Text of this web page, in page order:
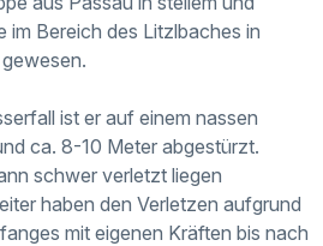
im Bereich des Litzlbaches in
ist er auf einem nassen
ca. 8-10 Meter abgestürzt.
schwer verletzt liegen
haben den Verletzen aufgrund
mit eigenen Kräften bis nach